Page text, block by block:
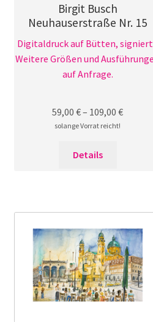
werden
Birgit Busch
Neuhauserstraße Nr. 15
Digitaldruck auf Bütten,
Weitere Größen und
auf Anfrage.
59,00€– 109,00€
solange Vorrat reicht!
Details
Die
Optionen
können
auf
der